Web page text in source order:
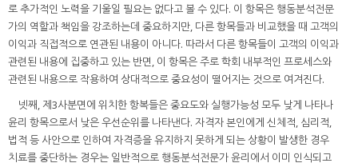
로 추가적인 노력을 기울일 필요는 없다고 볼 수 있다. 이 항목은 행동분석전문
가의 역할과 책임을 강조하는데 중요하지만, 다른 항목들과 비교했을 때 고객의
이익과 직접적으로 연관된 내용이 아니다. 따라서 다른 항목들이 고객의 이익과
관련된 내용에 집중하고 있는 반면, 이 항목은 주로 학회 내부적인 프로세스와
관련된 내용으로 작용하여 상대적으로 중요성이 떨어지는 것으로 여겨진다.
넷째, 제3사분면에 위치한 항복들은 중요도와 실행가능성 모두 낮게 나타나
윤리 항목으로서 낮은 우선순위를 나타낸다. 자격자 본인에게 신체적, 심리적,
법적 등 사안으로 인하여 자격증을 유지하지 못하게 되는 상황이 발생한 경우
치료를 중단하는 경우는 일반적으로 행동분석전문가 윤리에서 이미 인식되고